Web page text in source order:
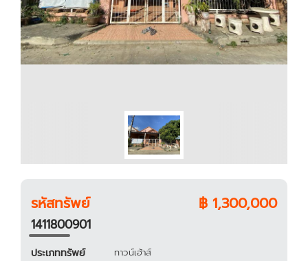
รหัสทรัพย์
1411800901
฿ 1,300,000
ประเภททรัพย์ ทาวน์เฮ้าส์